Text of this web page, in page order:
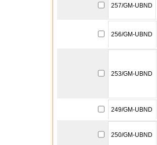
257/GM-UBND
256/GM-UBND
253/GM-UBND
249/GM-UBND
250/GM-UBND